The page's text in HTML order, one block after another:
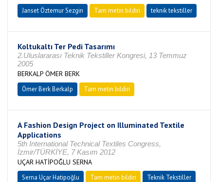
Janset Öztemur Sezgin Tam metin bildiri teknik tekstiller
Koltukaltı Ter Pedi Tasarımı
2.Uluslararası Teknik Tekstiller Kongresi, 13 Temmuz
2005
BERKALP ÖMER BERK
Ömer Berk Berkalp Tam metin bildiri
A Fashion Design Project on Illuminated Textile
Applications
5th International Technical Textiles Congress,
İzmir/TÜRKİYE, 7 Kasım 2012
UÇAR HATİPOĞLU SERNA
Serna Uçar Hatipoğlu Tam metin bildiri Teknik Tekstiller